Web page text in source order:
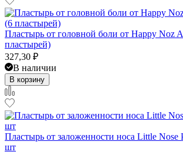
Пластырь от головной боли от Happy Noz
пластырей)
327,30 ₽
В наличии
В корзину
Пластырь от заложенности носа Little Nose
шт